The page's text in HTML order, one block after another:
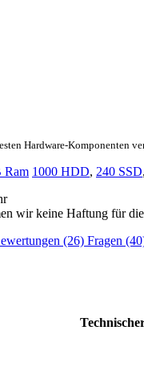
Hardware-Komponenten
Ram 1000 HDD, 240 SSD,
wir keine Haftung für
(26) Fragen